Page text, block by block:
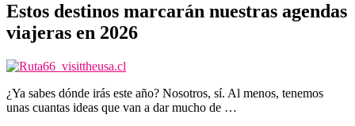
Estos destinos marcarán nuestras agendas
viajeras en 2026
¿Ya sabes dónde irás este año? Nosotros, sí. Al menos, tenemos
unas cuantas ideas que van a dar mucho de …